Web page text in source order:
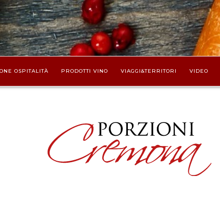
OSPITALITÀ PRODOTTI VINO VIAGGI&TERRITORI VIDEO